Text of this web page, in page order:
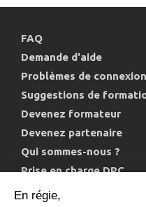
FAQ
Demande d'aide
Problèmes de
Suggestions de
Devenez formateur
Devenez partenaire
Qui sommes-nous ?
Prise en charge DPC
Politique de
En régie,